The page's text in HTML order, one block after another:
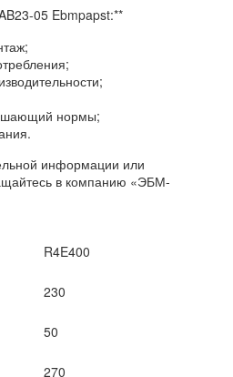
05 Ebmpapst:**
нормы;
информации или
в компанию «ЭБМ-
R4E400
230
50
270